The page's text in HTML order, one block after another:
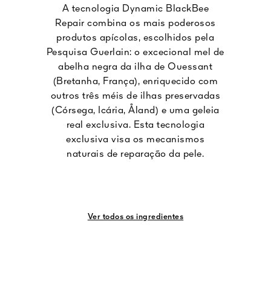
A tecnologia Dynamic BlackBee
Repair combina os mais poderosos
produtos apícolas, escolhidos pela
Pesquisa Guerlain: o excecional mel de
abelha negra da ilha de Ouessant
(Bretanha, França), enriquecido com
outros três méis de ilhas preservadas
(Córsega, Icária, Åland) e uma geleia
real exclusiva. Esta tecnologia
exclusiva visa os mecanismos
naturais de reparação da pele.
Ver todos os ingredientes